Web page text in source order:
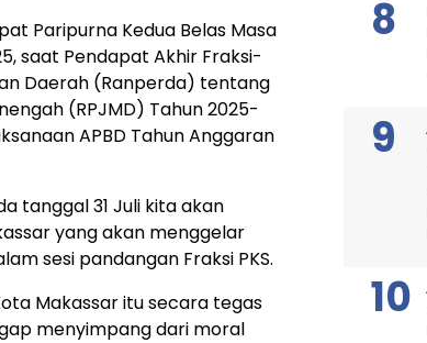
Paripurna Kedua Belas Masa
saat Pendapat Akhir Fraksi-
Daerah (Ranperda) tentang
(RPJMD) Tahun 2025-
APBD Tahun Anggaran
tanggal 31 Juli kita akan
yang akan menggelar
sesi pandangan Fraksi PKS.
Makassar itu secara tegas
menyimpang dari moral